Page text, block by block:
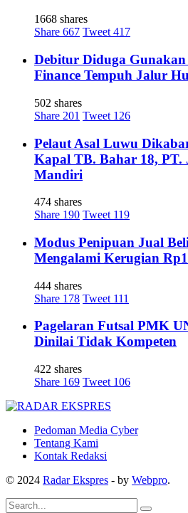
1668 shares
Share 667 Tweet 417
Debitur Diduga
Finance Tempuh Jalur
502 shares
Share 201 Tweet 126
Pelaut Asal Luwu
Kapal TB. Bahar 18, PT.
Mandiri
474 shares
Share 190 Tweet 119
Modus Penipuan Jual
Mengalami Kerugian
444 shares
Share 178 Tweet 111
Pagelaran Futsal PMK
Dinilai Tidak Kompeten
422 shares
Share 169 Tweet 106
Pedoman Media Cyber
Tentang Kami
Kontak Redaksi
© 2024 Radar Ekspres - by Webpro.